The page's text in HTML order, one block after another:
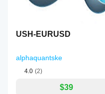
USH-EURUSD
alphaquantske
4.0 (2)
$39